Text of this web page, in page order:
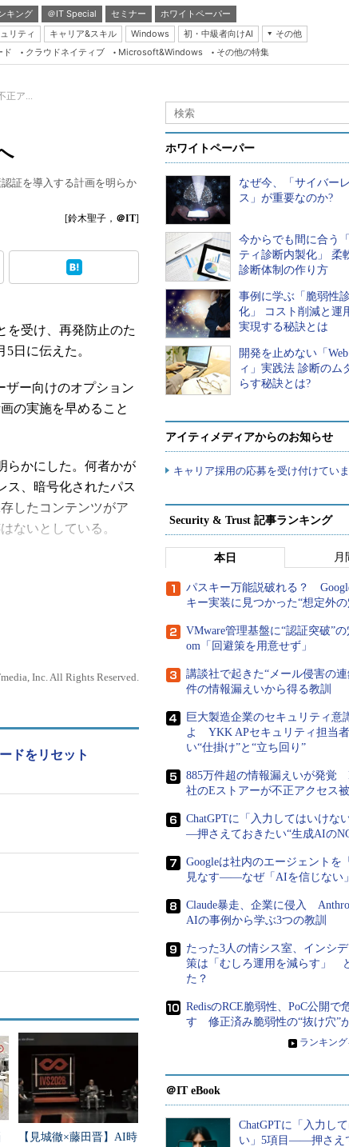
キング ＠IT Special セミナー
ホワイトペーパー
リティ キャリア&スキル Windows 初・中級者向けAI
その他
Server & Storage
Database Expert
Linux ＆ OSS
Master of IP Network
Security & Trust
ド クラウドネイティブ Microsoft&Windows その他の特集
正ア...
証を導入する計画を明らか
[鈴木聖子， ＠IT]
を受け、再発防止のた
日に伝えた。
ザー向けのオプション
の実施を早めること
らかにした。何者かが
ス、暗号化されたパス
したコンテンツがア
ないとしている。
ートフォースによる
以外のサイト
いた場合、攻撃者が
している。
Inc. All Rights Reserved.
ドをリセット
【見城徹×藤田晋】AI時
ホワイトペーパー
なぜ今、「サイバー
ス」が重要なのか?
今からでも間に合う
ティ診断内製化」 柔
診断体制の作り方
事例に学ぶ「脆弱性
化」 コスト削減と運
実現する秘訣とは
開発を止めない「
ィ」実践法 診断のム
らす秘訣とは?
アイティメディアからのお知らせ
キャリア採用の応募を受け付けてい
Security & Trust 記事ランキング
本日 月
パスキー万能説破れる？
キー実装に見つかった“想定外の
VMware管理基盤に“認証突破”
om「回避策を用意せず」
講談社で起きた“メール侵害の
件の情報漏えいから得る教訓
巨大製造企業のセキュリティ意
よ YKK APセキュリティ担当
い“仕掛け”と“立ち回り”
885万件超の情報漏えいが発覚
社のEストアーが不正アクセス
ChatGPTに「入力してはいけな
―押さえておきたい“生成AIの
Googleは社内のエージェントを
見なす――なぜ「AIを信じない
Claude暴走、企業に侵入
AIの事例から学ぶ3つの教訓
たった3人の情シス室、インシ
策は「むしろ運用を減らす」
た？
RedisのRCE脆弱性、PoC公開で
す 修正済み脆弱性の“抜け穴”
» ランキン
＠IT eBook
ChatGPTに「入力し
い」5項目――押さえ